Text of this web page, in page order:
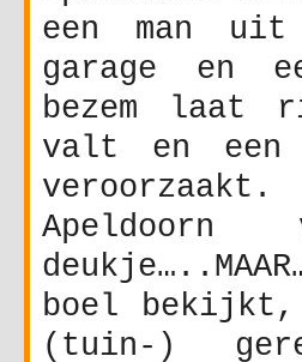
een man
garage en
bezem laat
valt en een
boel bekijkt,
(tuin-)